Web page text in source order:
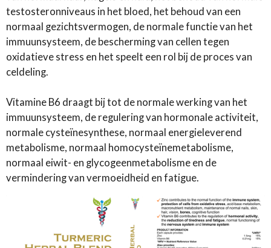
testosteronniveaus in het bloed, het behoud van een
normaal gezichtsvermogen, de normale functie van het
immuunsysteem, de bescherming van cellen tegen
oxidatieve stress en het speelt een rol bij de proces van
celdeling.
Vitamine B6 draagt ​​bij tot de normale werking van het
immuunsysteem, de regulering van hormonale activiteit,
normale cysteïnesynthese, normaal energieleverend
metabolisme, normaal homocysteïnemetabolisme,
normaal eiwit- en glycogeenmetabolisme en de
vermindering van vermoeidheid en fatigue.